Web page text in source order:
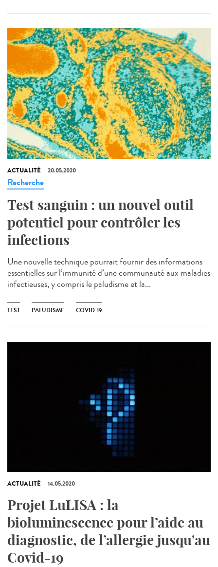
ACTUALITÉ 20.05.2020
Recherche
Test sanguin : un nouvel outil
potentiel pour contrôler les
infections
Une nouvelle technique pourrait fournir des informations
essentielles sur l’immunité d’une communauté aux maladies
infectieuses, y compris le paludisme et la...
TEST PALUDISME COVID-19
ACTUALITÉ 14.05.2020
Projet LuLISA : la
bioluminescence pour l’aide au
diagnostic, de l’allergie jusqu'au
Covid-19